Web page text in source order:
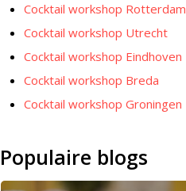
Cocktail workshop Rotterdam
Cocktail workshop Utrecht
Cocktail workshop Eindhoven
Cocktail workshop Breda
Cocktail workshop Groningen
Populaire blogs